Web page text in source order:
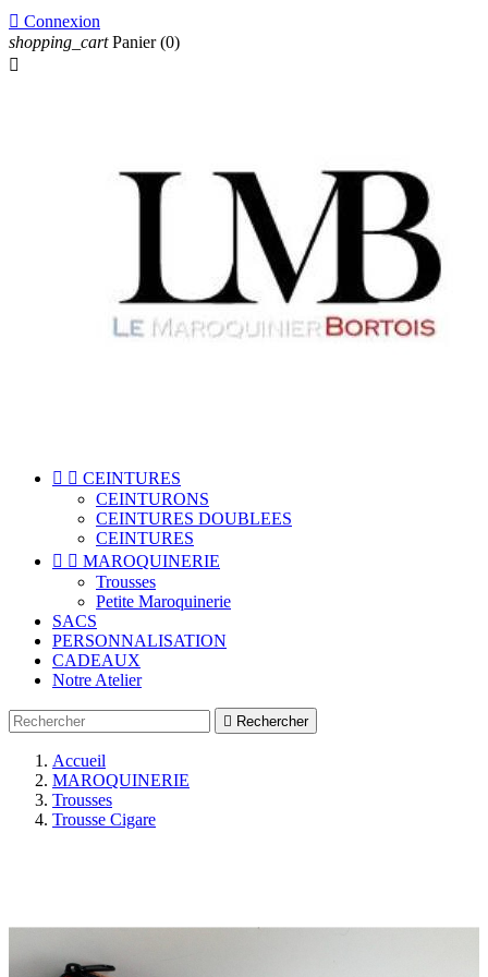
 Connexion
shopping_cart Panier (0)

  CEINTURES
CEINTURONS
CEINTURES DOUBLEES
CEINTURES
  MAROQUINERIE
Trousses
Petite Maroquinerie
SACS
PERSONNALISATION
CADEAUX
Notre Atelier
 Rechercher
Accueil
MAROQUINERIE
Trousses
Trousse Cigare